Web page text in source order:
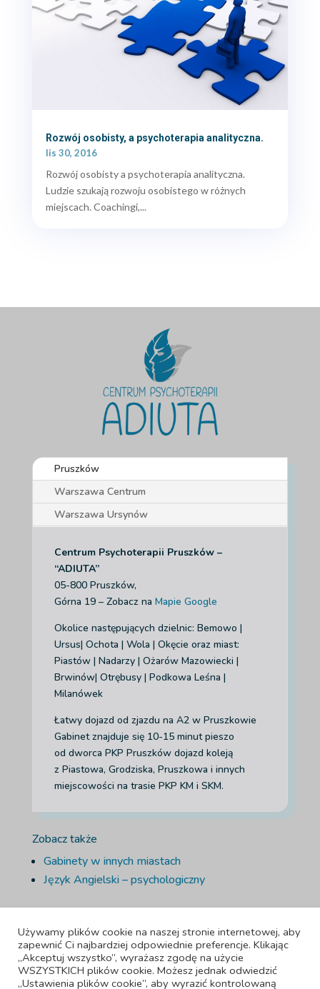
Rozwój osobisty, a psychoterapia analityczna.
lis 30, 2016
Rozwój osobisty a psychoterapia analityczna.
Ludzie szukają rozwoju osobistego w różnych
miejscach. Coachingi,...
Pruszków
Warszawa Centrum
Warszawa Ursynów
Centrum Psychoterapii Pruszków –
“ADIUTA”
05-800 Pruszków,
Górna 19 – Zobacz na Mapie Google
Okolice następujących dzielnic: Bemowo |
Ursus| Ochota | Wola | Okęcie oraz miast:
Piastów | Nadarzy | Ożarów Mazowiecki |
Brwinów| Otrębusy | Podkowa Leśna |
Milanówek
Łatwy dojazd od zjazdu na A2 w Pruszkowie
Gabinet znajduje się 10-15 minut pieszo
od dworca PKP Pruszków dojazd koleją
z Piastowa, Grodziska, Pruszkowa i innych
miejscowości na trasie PKP KM i SKM.
Zobacz także
Gabinety w innych miastach
Język Angielski – psychologiczny
Adiuta LTD, 42-44 Bishopsgate , Londyn, Anglia, EC2N 4AH, numer
Używamy plików cookie na naszej stronie internetowej, aby
zapewnić Ci najbardziej odpowiednie preferencje. Klikając
„Akceptuj wszystko”, wyrażasz zgodę na użycie
WSZYSTKICH plików cookie. Możesz jednak odwiedzić
„Ustawienia plików cookie”, aby wyrazić kontrolowaną